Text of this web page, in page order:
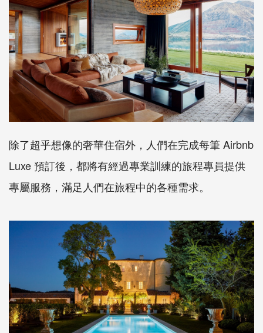
除了超乎想像的奢華住宿外，人們在完成每筆 Airbnb
Luxe 預訂後，都將有經過專業訓練的旅程專員提供
專屬服務，滿足人們在旅程中的各種需求。